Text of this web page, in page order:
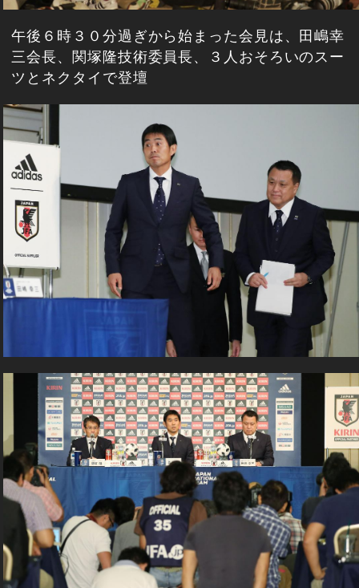
午後６時３０分過ぎから始まった会見は、田嶋幸
三会長、関塚隆技術委員長、３人おそろいのスー
ツとネクタイで登壇